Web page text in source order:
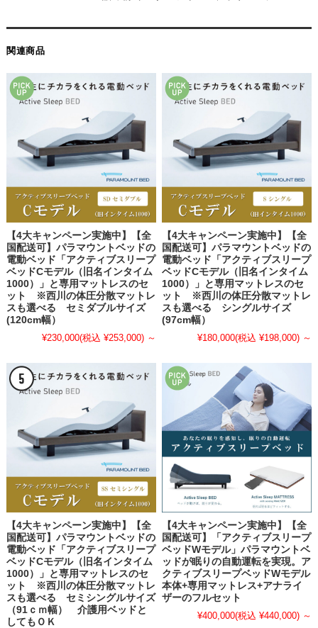
関連商品
【4大キャンペーン実施中】【全
国配送可】パラマウントベッドの
電動ベッド「アクティブスリープ
ベッドCモデル（旧名インタイム
1000）」と専用マットレスのセ
ット ※西川の体圧分散マットレ
スも選べる セミダブルサイズ
(120cm幅）
¥230,000(税込 ¥253,000) ～
【4大キャンペーン実施中】【全
国配送可】パラマウントベッドの
電動ベッド「アクティブスリープ
ベッドCモデル（旧名インタイム
1000）」と専用マットレスのセ
ット ※西川の体圧分散マットレ
スも選べる シングルサイズ
(97cm幅）
¥180,000(税込 ¥198,000) ～
【4大キャンペーン実施中】【全
国配送可】パラマウントベッドの
電動ベッド「アクティブスリープ
ベッドCモデル（旧名インタイム
1000）」と専用マットレスのセ
ット ※西川の体圧分散マットレ
スも選べる セミシングルサイズ
（91ｃｍ幅） 介護用ベッドと
してもＯＫ
【4大キャンペーン実施中】【全
国配送可】「アクティブスリープ
ベッドWモデル」パラマウントベ
ッドが眠りの自動運転を実現。ア
クティブスリープベッドWモデル
本体+専用マットレス+アナライ
ザーのフルセット
¥400,000(税込 ¥440,000) ～